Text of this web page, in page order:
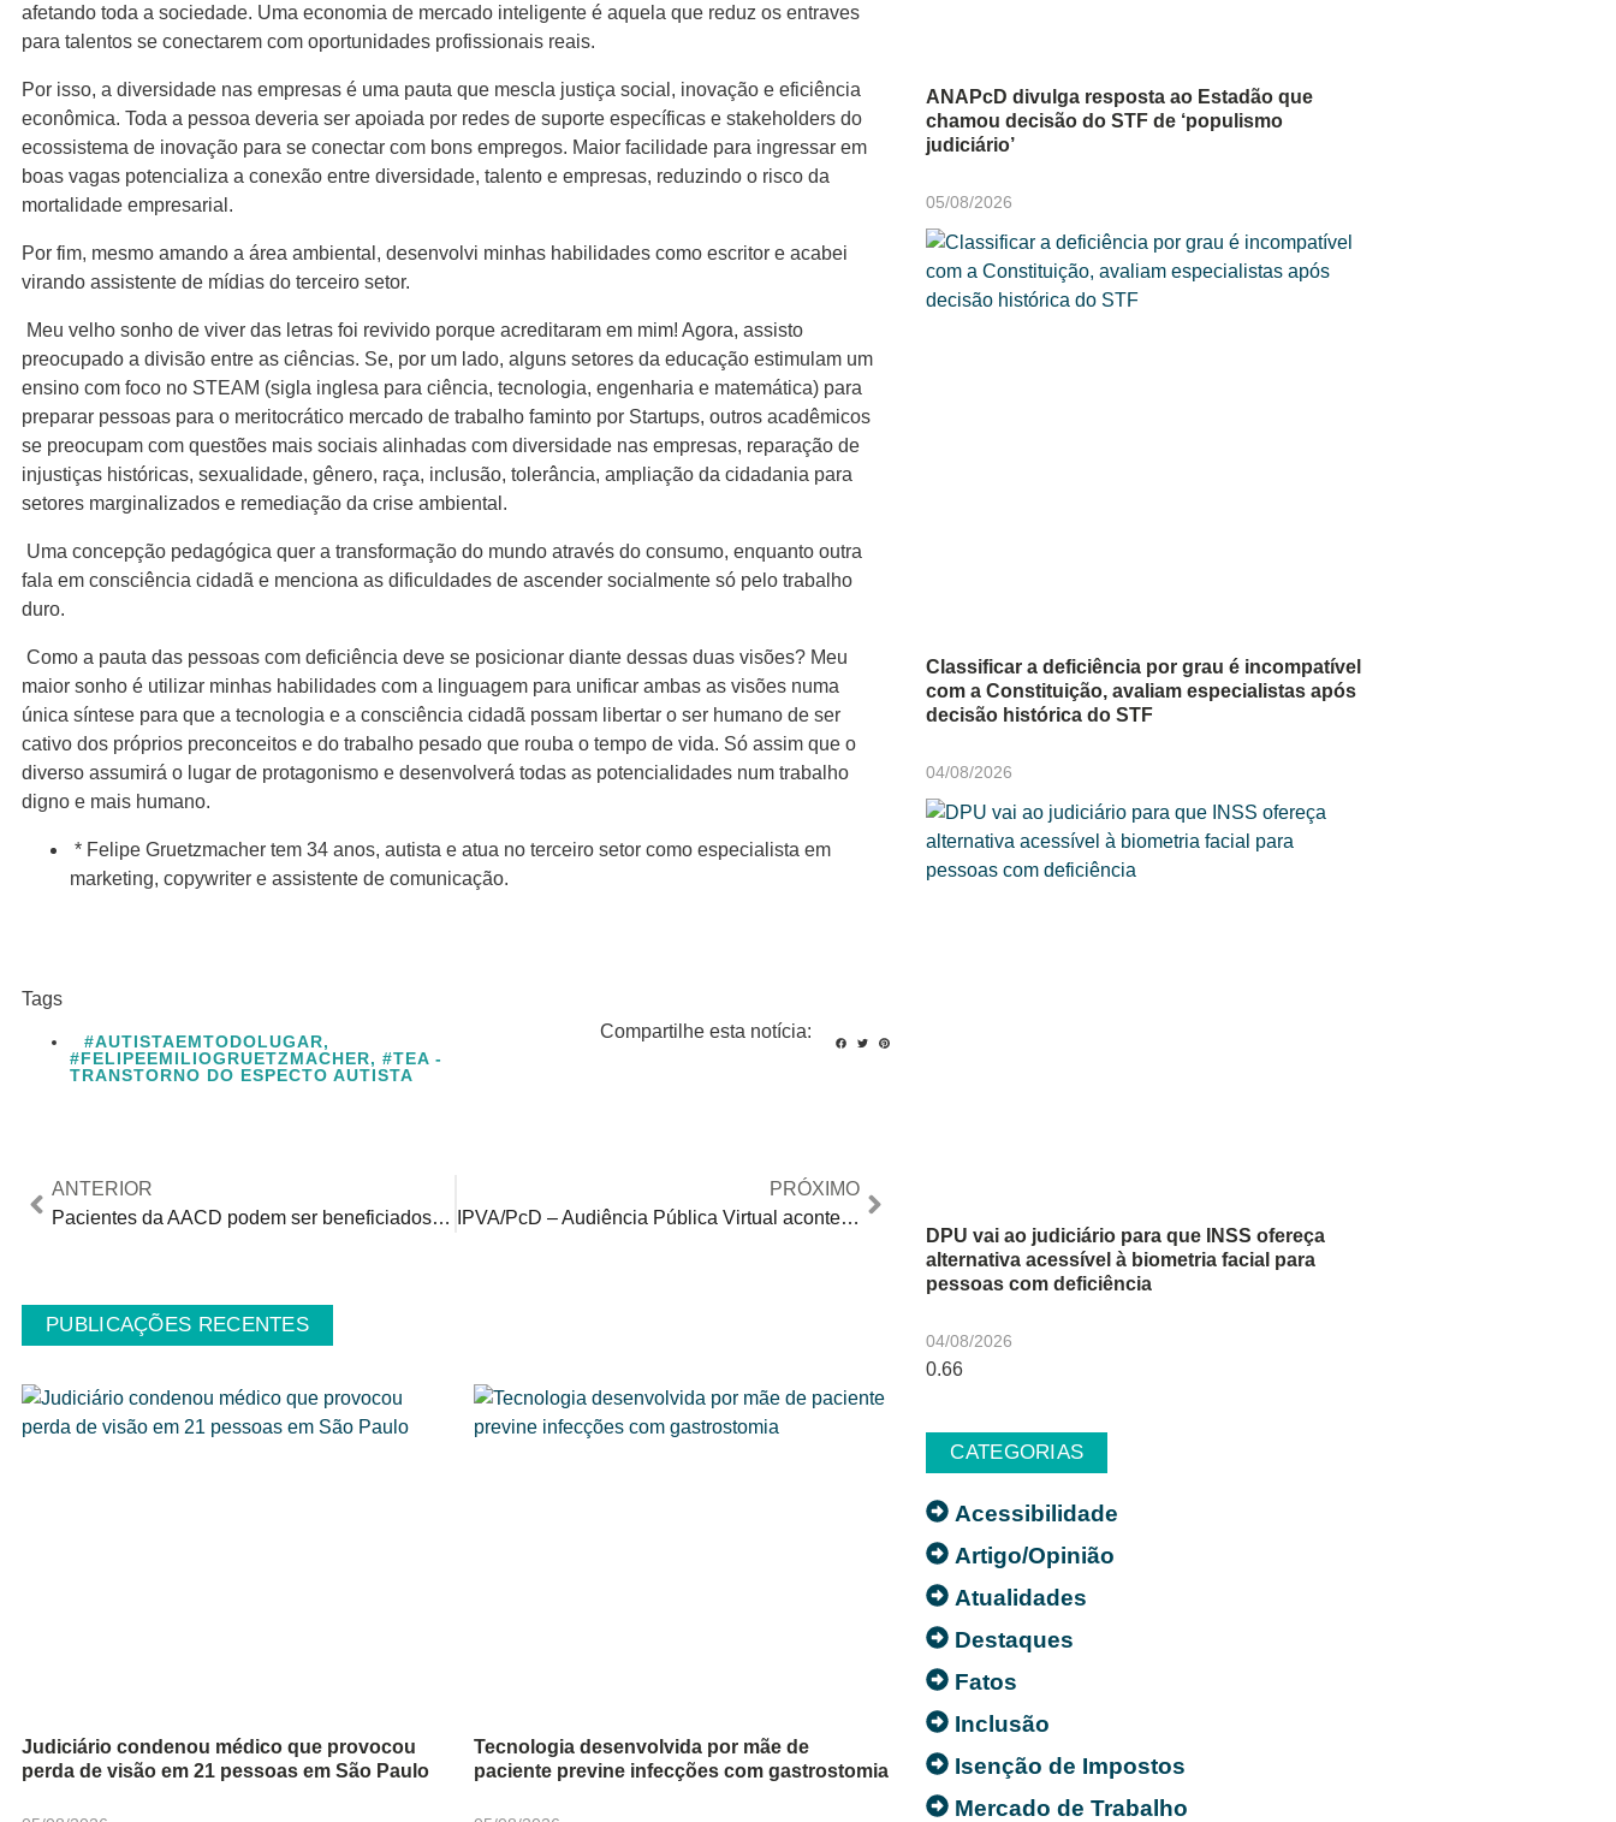
afetando toda a sociedade. Uma economia de mercado inteligente é aquela que reduz os entraves
para talentos se conectarem com oportunidades profissionais reais.
Por isso, a diversidade nas empresas é uma pauta que mescla justiça social, inovação e eficiência
econômica. Toda a pessoa deveria ser apoiada por redes de suporte específicas e stakeholders do
ecossistema de inovação para se conectar com bons empregos. Maior facilidade para ingressar em
boas vagas potencializa a conexão entre diversidade, talento e empresas, reduzindo o risco da
mortalidade empresarial.
Por fim, mesmo amando a área ambiental, desenvolvi minhas habilidades como escritor e acabei
virando assistente de mídias do terceiro setor.
Meu velho sonho de viver das letras foi revivido porque acreditaram em mim! Agora, assisto
preocupado a divisão entre as ciências. Se, por um lado, alguns setores da educação estimulam um
ensino com foco no STEAM (sigla inglesa para ciência, tecnologia, engenharia e matemática) para
preparar pessoas para o meritocrático mercado de trabalho faminto por Startups, outros acadêmicos
se preocupam com questões mais sociais alinhadas com diversidade nas empresas, reparação de
injustiças históricas, sexualidade, gênero, raça, inclusão, tolerância, ampliação da cidadania para
setores marginalizados e remediação da crise ambiental.
Uma concepção pedagógica quer a transformação do mundo através do consumo, enquanto outra
fala em consciência cidadã e menciona as dificuldades de ascender socialmente só pelo trabalho
duro.
Como a pauta das pessoas com deficiência deve se posicionar diante dessas duas visões? Meu
maior sonho é utilizar minhas habilidades com a linguagem para unificar ambas as visões numa
única síntese para que a tecnologia e a consciência cidadã possam libertar o ser humano de ser
cativo dos próprios preconceitos e do trabalho pesado que rouba o tempo de vida. Só assim que o
diverso assumirá o lugar de protagonismo e desenvolverá todas as potencialidades num trabalho
digno e mais humano.
* Felipe Gruetzmacher tem 34 anos, autista e atua no terceiro setor como especialista em
marketing, copywriter e assistente de comunicação.
Tags
#AUTISTAEMTODOLUGAR,
#FELIPEEMILIOGRUETZMACHER, #TEA -
TRANSTORNO DO ESPECTO AUTISTA
Compartilhe esta notícia:
ANTERIOR
Pacientes da AACD podem ser beneficiados com doação via declaração completa do Imposto de Renda
PRÓXIMO
IPVA/PcD – Audiência Pública Virtual acontece nesta quarta-feira, 5, na ALESP
PUBLICAÇÕES RECENTES
Judiciário condenou médico que provocou
perda de visão em 21 pessoas em São Paulo
Tecnologia desenvolvida por mãe de
paciente previne infecções com gastrostomia
ANAPcD divulga resposta ao Estadão que
chamou decisão do STF de ‘populismo
judiciário’
05/08/2026
Classificar a deficiência por grau é incompatível
com a Constituição, avaliam especialistas após
decisão histórica do STF
04/08/2026
DPU vai ao judiciário para que INSS ofereça
alternativa acessível à biometria facial para
pessoas com deficiência
04/08/2026
CATEGORIAS
Acessibilidade
Artigo/Opinião
Atualidades
Destaques
Fatos
Inclusão
Isenção de Impostos
Mercado de Trabalho